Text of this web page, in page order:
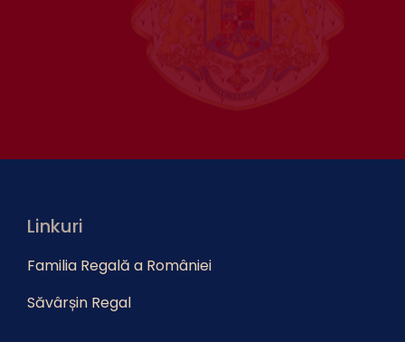
Linkuri
Familia Regală a României
Săvârșin Regal